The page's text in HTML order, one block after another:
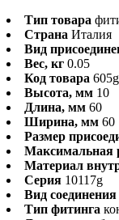
Тип товара
Страна Италия
Вид
Вес, кг 0.05
Код товара
Высота, мм 10
Длина, мм 60
Ширина, мм 60
Размер
Максимальная
Материал
Серия 10117g
Вид соединения
Тип фитинга